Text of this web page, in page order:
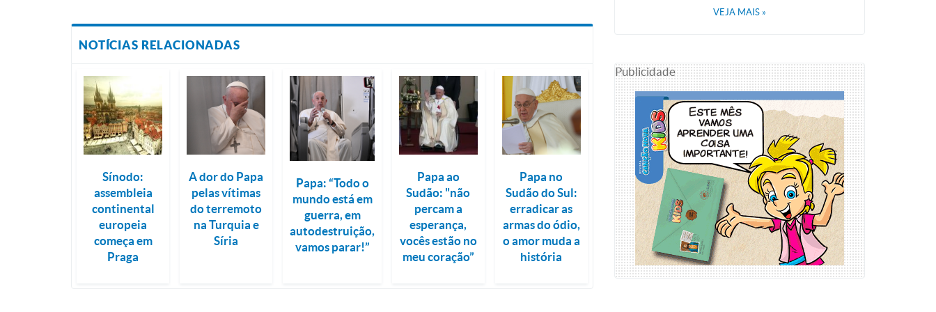
NOTÍCIAS RELACIONADAS
Sínodo:
assembleia
continental
europeia
começa em
Praga
A dor do Papa
pelas vítimas
do terremoto
na Turquia e
Síria
Papa: “Todo o
mundo está em
guerra, em
autodestruição,
vamos parar!”
Papa ao
Sudão: "não
percam a
esperança,
vocês estão no
meu coração”
Papa no
Sudão do Sul:
erradicar as
armas do ódio,
o amor muda a
história
VEJA MAIS »
Publicidade